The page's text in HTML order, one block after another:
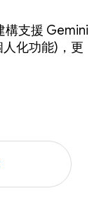
構支援 Gemini
化功能)，更